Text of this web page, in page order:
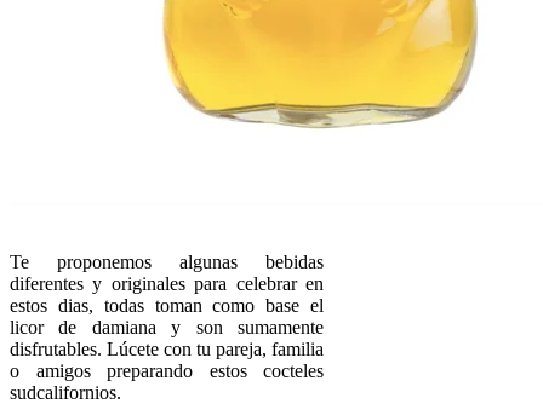
Te proponemos algunas bebidas
diferentes y originales para celebrar en
estos dias, todas toman como base el
licor de damiana y son sumamente
disfrutables. Lúcete con tu pareja, familia
o amigos preparando estos cocteles
sudcalifornios.